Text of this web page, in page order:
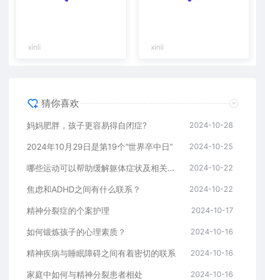
xinli xinli
猜你喜欢
妈妈肥胖，孩子更容易得自闭症? 2024-10-28
2024年10月29日是第19个“世界卒中日” 2024-10-25
哪些运动可以帮助缓解躯体症状及相关障碍 2024-10-22
焦虑和ADHD之间有什么联系？ 2024-10-22
精神分裂症的个案护理 2024-10-17
如何锻炼孩子的心理素质？ 2024-10-16
精神疾病与睡眠障碍之间有着密切的联系 2024-10-16
家庭中如何与精神分裂患者相处 2024-10-16